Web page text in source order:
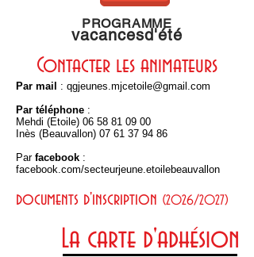
PROGRAMME
vacancesd'été
Contacter les animateurs
Par mail : qgjeunes.mjcetoile@gmail.com
Par téléphone :
Mehdi (Etoile) 06 58 81 09 00
Inès (Beauvallon) 07 61 37 94 86
Par facebook :
facebook.com/secteurjeune.etoilebeauvallon
documents d'inscription (2026/2027)
La carte d'adhésion